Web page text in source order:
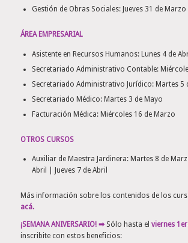
Gestión de Obras Sociales: Jueves 31 de Marzo
ÁREA EMPRESARIAL
Asistente en Recursos Humanos: Lunes 4 de
Secretariado Administrativo Contable:
Secretariado Administrativo Jurídico: Martes 5
Secretariado Médico: Martes 3 de Mayo
Facturación Médica: Miércoles 16 de Marzo
OTROS CURSOS
Auxiliar de Maestra Jardinera: Martes 8 de
Abril | Jueves 7 de Abril
Más información sobre los contenidos de los
acá.
¡SEMANA ANIVERSARIO! ➡ Sólo hasta el viernes
inscribite con estos beneficios: